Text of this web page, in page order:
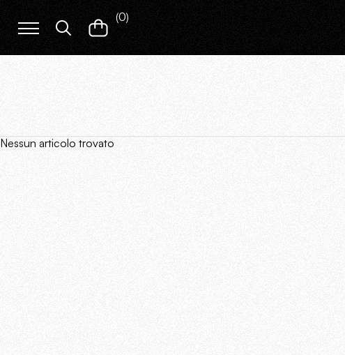
(0)
Nessun articolo trovato